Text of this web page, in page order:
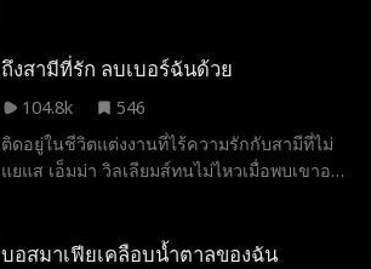
สรอคอยเธอมาโดยตลอดโดยหวังว่าจะมี
บรรจบกัน เอ็มมาจะกล้าที่จะเชื่อใจเขาไหม
หรือเธอจะเสี่ยงที่จะสูญเสียรักแท้ไป?
ถึงสามีที่รัก ลบเบอร์ฉันด้วย
104.8k
546
ติดอยู่ในชีวิตแต่งงานที่ไร้ความรักกับสามีที่ไม่
แยแส เอ็มม่า วิลเลียมส์ทนไม่ไหวเมื่อพบเขาอยู่
ฮอตของเธอกลับไม่ยอมเซ็นเอกสาร... เว้นแต่
บอสมาเฟียเคลือบน้ำตาลของฉัน